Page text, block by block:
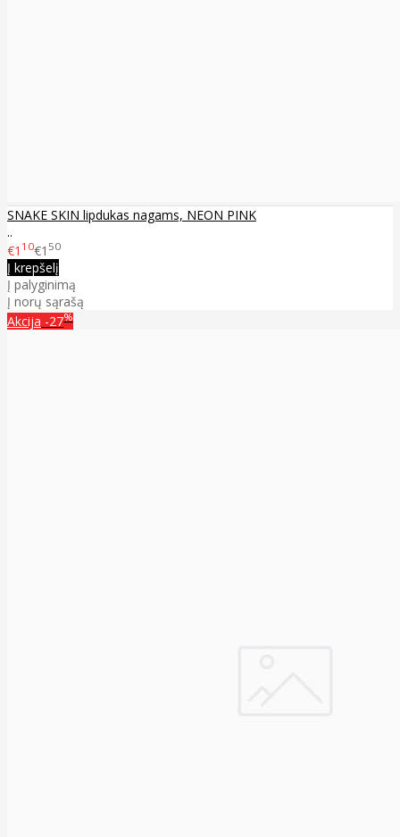
SNAKE SKIN lipdukas nagams, NEON PINK
..
€1 10€1 50
Į krepšelį
Į palyginimą
Į norų sąrašą
Akcija -27%